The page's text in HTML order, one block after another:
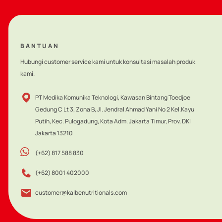
BANTUAN
Hubungi customer service kami untuk konsultasi masalah produk
kami.
PT Medika Komunika Teknologi, Kawasan Bintang Toedjoe
Gedung C Lt 3, Zona B, Jl. Jendral Ahmad Yani No 2 Kel.Kayu
Putih, Kec. Pulogadung, Kota Adm. Jakarta Timur, Prov, DKI
Jakarta 13210
(+62) 817 588 830
(+62) 8001 402000
customer@kalbenutritionals.com